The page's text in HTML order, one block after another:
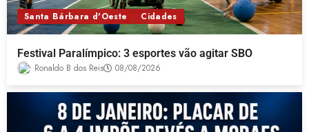
Santa Bárbara d'Oeste Cidades
Festival Paralímpico: 3 esportes vão agitar SBO
Ronaldo B dos Reis 08/08/2026